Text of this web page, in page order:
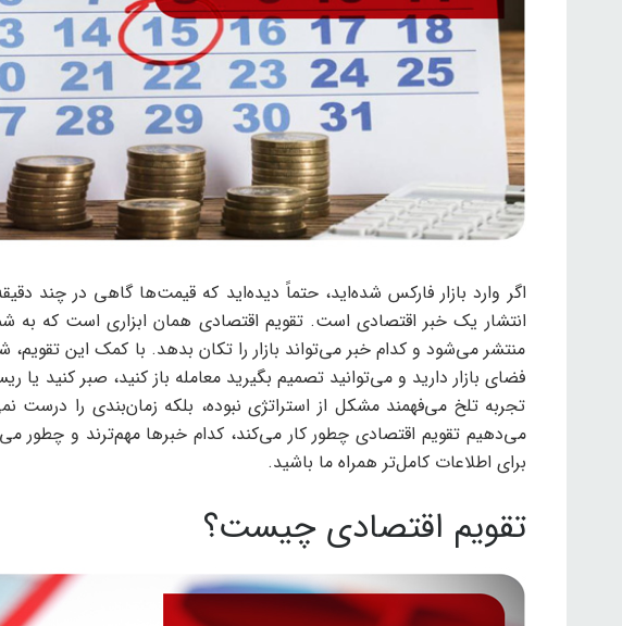
اگر وارد بازار فارکس شده‌اید، حتماً دیده‌اید که قیمت‌ها گاهی در چند
انتشار یک خبر اقتصادی است. تقویم اقتصادی همان ابزاری است که
منتشر می‌شود و کدام خبر می‌تواند بازار را تکان بدهد. با کمک این
فضای بازار دارید و می‌توانید تصمیم بگیرید معامله باز کنید، صبر کنید یا
تجربه تلخ می‌فهمند مشکل از استراتژی نبوده، بلکه زمان‌بندی را درست
می‌دهیم تقویم اقتصادی چطور کار می‌کند، کدام خبرها مهم‌ترند و چطور
برای اطلاعات کامل‌تر همراه ما باشید.
تقویم اقتصادی چیست؟